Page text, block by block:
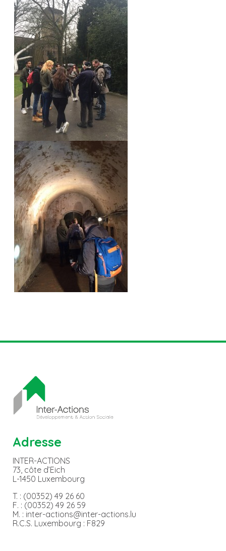
Adresse
INTER-ACTIONS
73, côte d’Eich
L-1450 Luxembourg
T. : (00352) 49 26 60
F. : (00352) 49 26 59
M. : inter-actions@inter-actions.lu
R.C.S. Luxembourg : F829